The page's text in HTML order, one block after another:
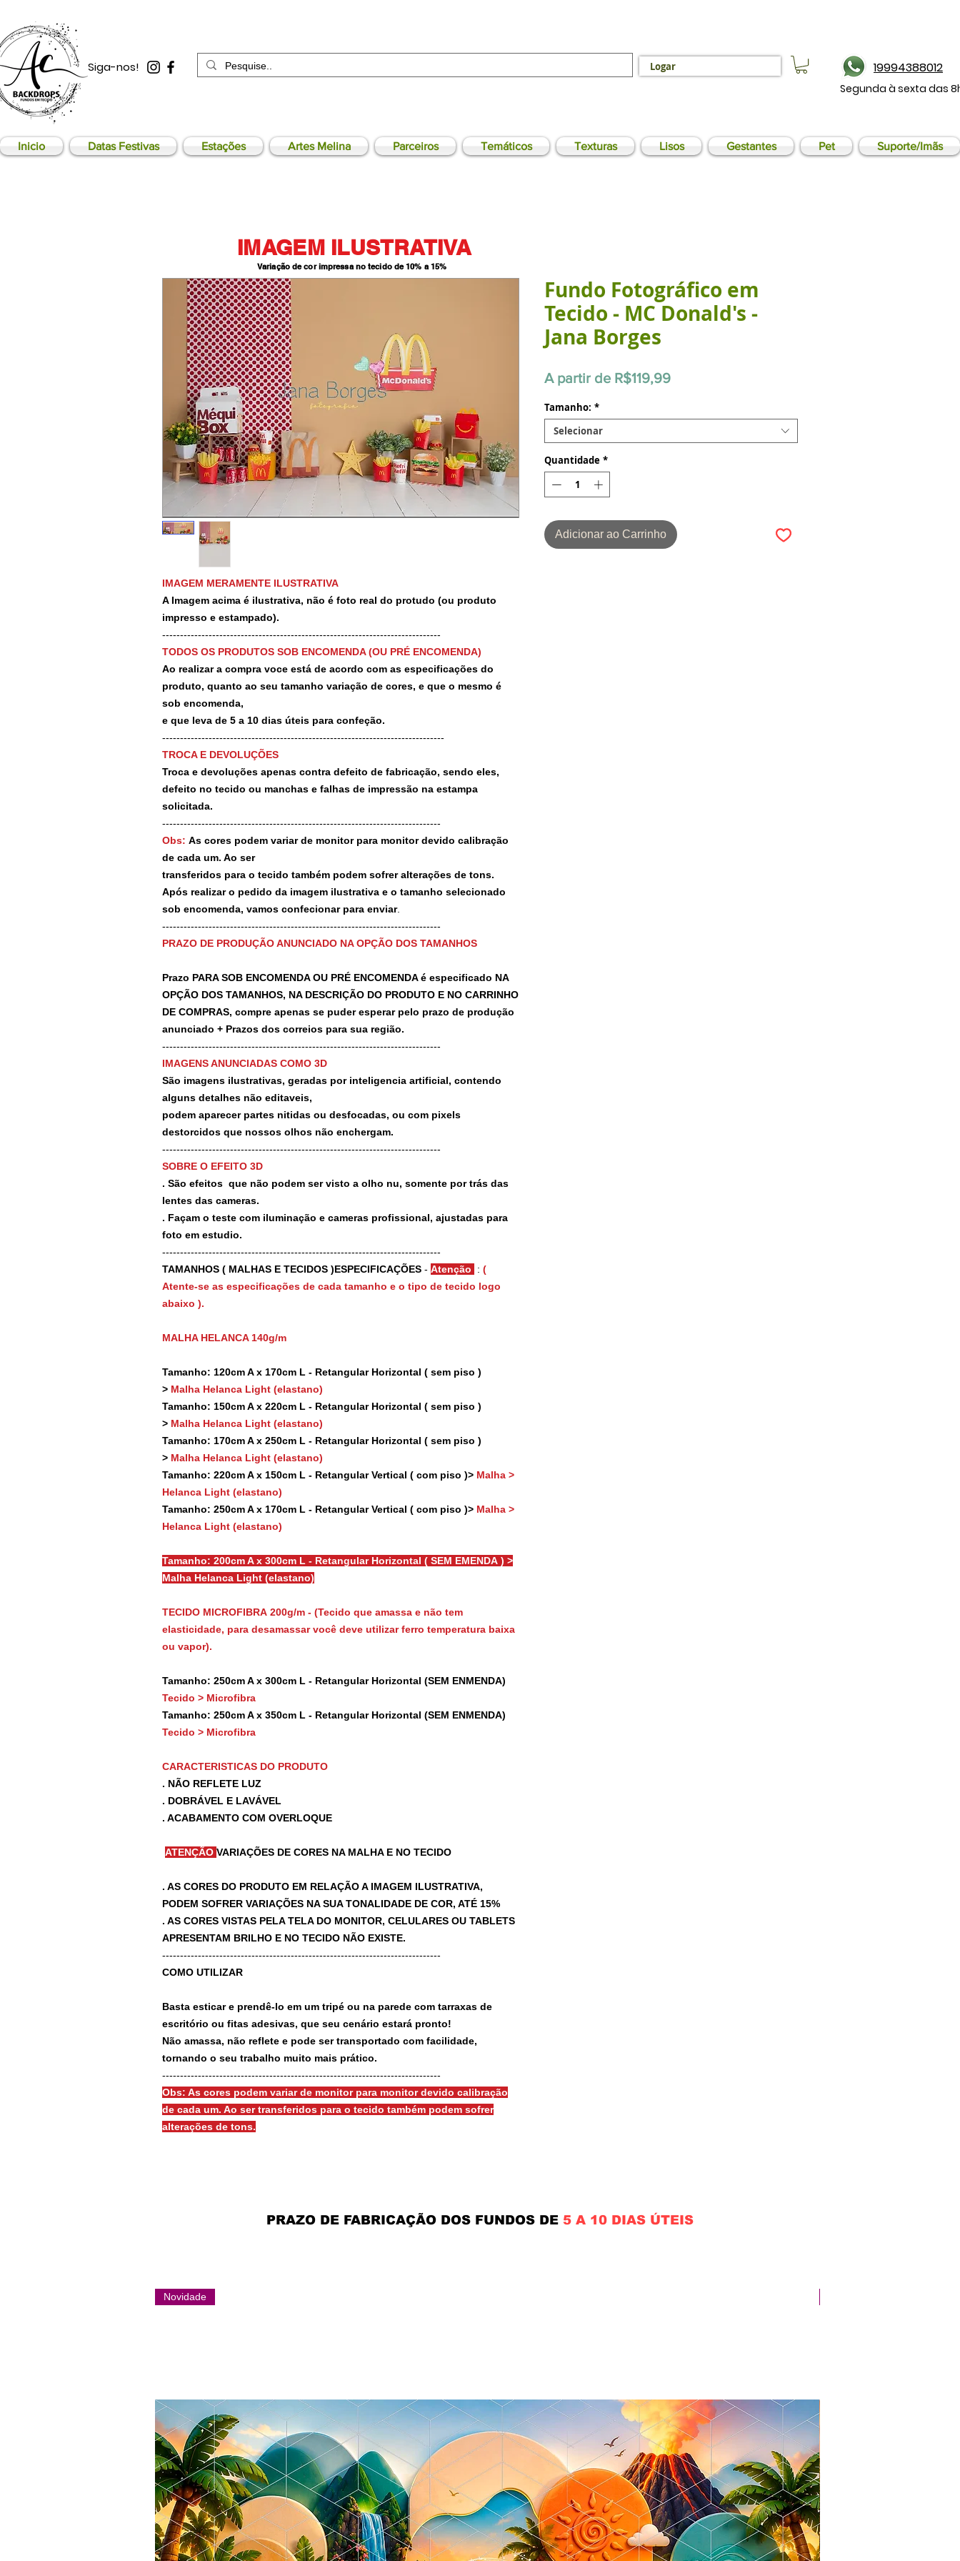
Siga-nos! Logar 19994388012
Segunda à sexta das
Inicio Datas Festivas Estações Artes Melina Parceiros Temáticos Texturas Lisos Gestantes Pet Suporte/Imãs
IMAGEM MERAMENTE ILUSTRATIVA
A Imagem acima é ilustrativa, não é foto real do protudo (ou produto
impresso e estampado).
------------------------------------------------------------------------------
TODOS OS PRODUTOS SOB ENCOMENDA (OU PRÉ ENCOMENDA)
Ao realizar a compra voce está de acordo com as especificações do
produto, quanto ao seu tamanho variação de cores, e que o mesmo é
sob encomenda,
e que leva de 5 a 10 dias úteis para confeção.
-------------------------------------------------------------------------------
TROCA E DEVOLUÇÕES
Troca e devoluções apenas contra defeito de fabricação, sendo eles,
defeito no tecido ou manchas e falhas de impressão na estampa
solicitada.
------------------------------------------------------------------------------
Obs: As cores podem variar de monitor para monitor devido calibração
de cada um. Ao ser
transferidos para o tecido também podem sofrer alterações de tons.
Após realizar o pedido da imagem ilustrativa e o tamanho selecionado
sob encomenda, vamos confecionar para enviar.
------------------------------------------------------------------------------
PRAZO DE PRODUÇÃO ANUNCIADO NA OPÇÃO DOS TAMANHOS
Prazo PARA SOB ENCOMENDA OU PRÉ ENCOMENDA é especificado NA
OPÇÃO DOS TAMANHOS, NA DESCRIÇÃO DO PRODUTO E NO CARRINHO
DE COMPRAS, compre apenas se puder esperar pelo prazo de produção
anunciado + Prazos dos correios para sua região.
------------------------------------------------------------------------------
IMAGENS ANUNCIADAS COMO 3D
São imagens ilustrativas, geradas por inteligencia artificial, contendo
alguns detalhes não editaveis,
podem aparecer partes nitidas ou desfocadas, ou com pixels
destorcidos que nossos olhos não enchergam.
------------------------------------------------------------------------------
SOBRE O EFEITO 3D
. São efeitos que não podem ser visto a olho nu, somente por trás das
lentes das cameras.
. Façam o teste com iluminação e cameras profissional, ajustadas para
foto em estudio.
------------------------------------------------------------------------------
TAMANHOS ( MALHAS E TECIDOS )ESPECIFICAÇÕES - Atenção : (
Atente-se as especificações de cada tamanho e o tipo de tecido logo
abaixo ).
MALHA HELANCA 140g/m
Tamanho: 120cm A x 170cm L - Retangular Horizontal ( sem piso )
> Malha Helanca Light (elastano)
Tamanho: 150cm A x 220cm L - Retangular Horizontal ( sem piso )
> Malha Helanca Light (elastano)
Tamanho: 170cm A x 250cm L - Retangular Horizontal ( sem piso )
> Malha Helanca Light (elastano)
Tamanho: 220cm A x 150cm L - Retangular Vertical ( com piso )> Malha >
Helanca Light (elastano)
Tamanho: 250cm A x 170cm L - Retangular Vertical ( com piso )> Malha >
Helanca Light (elastano)
Tamanho: 200cm A x 300cm L - Retangular Horizontal ( SEM EMENDA ) >
Malha Helanca Light (elastano)
TECIDO MICROFIBRA 200g/m - (Tecido que amassa e não tem
elasticidade, para desamassar você deve utilizar ferro temperatura baixa
ou vapor).
Tamanho: 250cm A x 300cm L - Retangular Horizontal (SEM ENMENDA)
Tecido > Microfibra
Tamanho: 250cm A x 350cm L - Retangular Horizontal (SEM ENMENDA)
Tecido > Microfibra
CARACTERISTICAS DO PRODUTO
. NÃO REFLETE LUZ
. DOBRÁVEL E LAVÁVEL
. ACABAMENTO COM OVERLOQUE
ATENÇÃO VARIAÇÕES DE CORES NA MALHA E NO TECIDO
. AS CORES DO PRODUTO EM RELAÇÃO A IMAGEM ILUSTRATIVA,
PODEM SOFRER VARIAÇÕES NA SUA TONALIDADE DE COR, ATÉ 15%
. AS CORES VISTAS PELA TELA DO MONITOR, CELULARES OU TABLETS
APRESENTAM BRILHO E NO TECIDO NÃO EXISTE.
------------------------------------------------------------------------------
COMO UTILIZAR
Basta esticar e prendê-lo em um tripé ou na parede com tarraxas de
escritório ou fitas adesivas, que seu cenário estará pronto!
Não amassa, não reflete e pode ser transportado com facilidade,
tornando o seu trabalho muito mais prático.
------------------------------------------------------------------------------
Obs: As cores podem variar de monitor para monitor devido calibração
de cada um. Ao ser transferidos para o tecido também podem sofrer
alterações de tons.
Fundo Fotográfico em
Tecido - MC Donald's -
Jana Borges
A partir de R$119,99Preço
Tamanho: *
Selecionar
Quantidade *
Adicionar ao Carrinho
IMAGEM ILUSTRATIVA
Variação de cor impressa no tecido de 10% a 15%
PRAZO DE FABRICAÇÃO DOS FUNDOS DE 5 A 10 DIAS ÚTEIS
Novidade